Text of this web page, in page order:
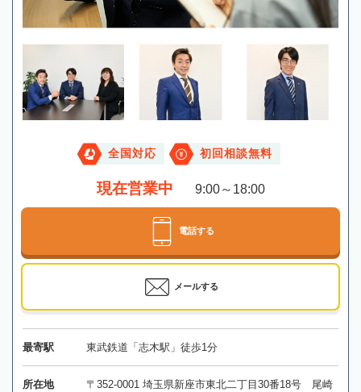
全国対応 初回相談無料
現在営業中 9:00～18:00
電話する
メールする
最寄駅 東武鉄道「志木駅」徒歩1分
所在地
〒352-0001 埼玉県新座市東北二丁目30番18号 尾崎